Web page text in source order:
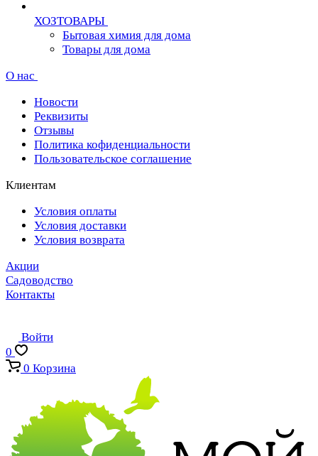
ХОЗТОВАРЫ
Бытовая химия для дома
Товары для дома
О нас
Новости
Реквизиты
Отзывы
Политика кофиденциальности
Пользовательское соглашение
Клиентам
Условия оплаты
Условия доставки
Условия возврата
Акции
Садоводство
Контакты
Войти
0
0 Корзина